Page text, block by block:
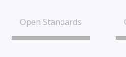
Open Standards